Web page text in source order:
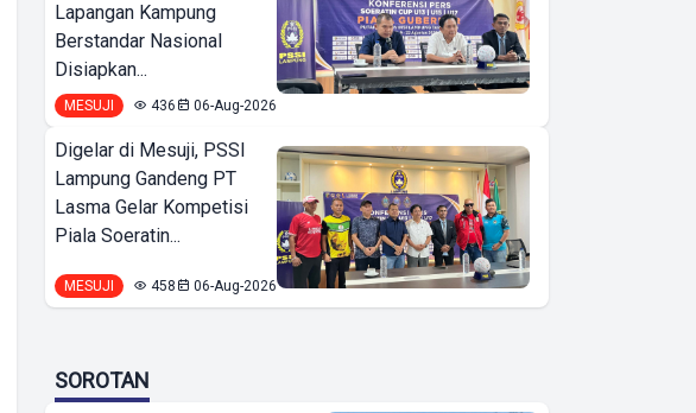
Lapangan Kampung
Berstandar Nasional
Disiapkan...
MESUJI 436 06-Aug-2026
Digelar di Mesuji, PSSI
Lampung Gandeng PT
Lasma Gelar Kompetisi
Piala Soeratin...
MESUJI 458 06-Aug-2026
SOROTAN